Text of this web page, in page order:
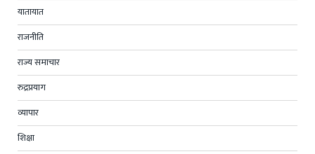
यातायात
राजनीति
राज्य समाचार
रुद्रप्रयाग
व्यापार
शिक्षा